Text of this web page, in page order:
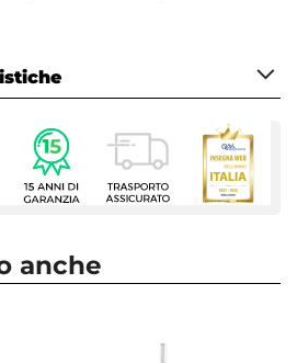
prodotti di
un rapporto qualità-prezzo
anche